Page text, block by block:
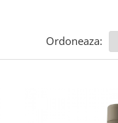
Ordoneaza: